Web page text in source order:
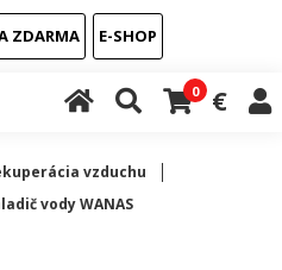
ZDARMA E-SHOP
0 €
vzduchu
vody WANAS